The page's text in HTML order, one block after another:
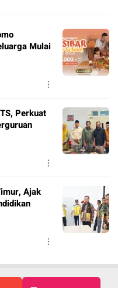
Mulai
Perkuat
Ajak